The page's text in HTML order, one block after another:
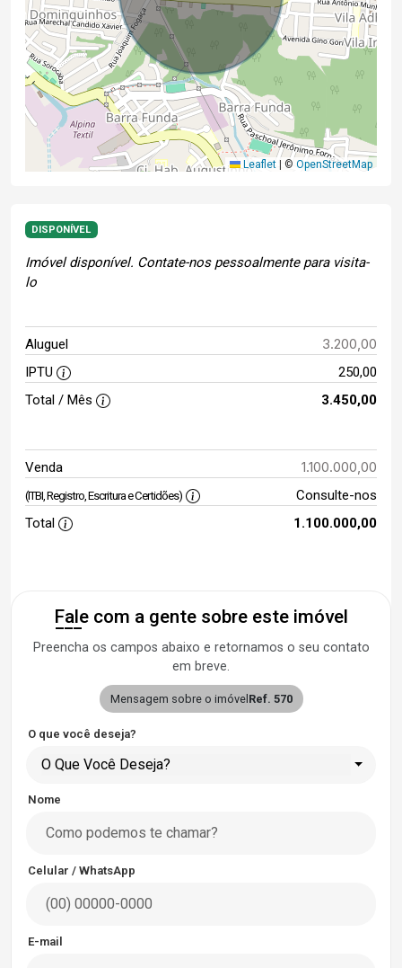
Leaflet © OpenStreetMap
DISPONÍVEL
Imóvel disponível. Contate-nos pessoalmente para visita-
lo
Aluguel 3.200,00
IPTU
250,00
Total / Mês
3.450,00
Venda 1.100.000,00
(ITBI, Registro, Escritura e Certidões)
Consulte-nos
Total
1.100.000,00
Fale com a gente sobre este imóvel
Preencha os campos abaixo e retornamos o seu contato
em breve.
Mensagem sobre o imóvel Ref. 570
O que você deseja?
O Que Você Deseja?
Nome
Celular / WhatsApp
E-mail